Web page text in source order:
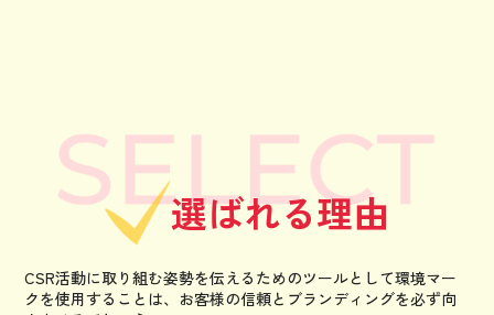
選ばれる理由
CSR活動に取り組む姿勢を伝えるためのツールとして環境マー
クを使用することは、 お客様の信頼とブランディングを必ず向